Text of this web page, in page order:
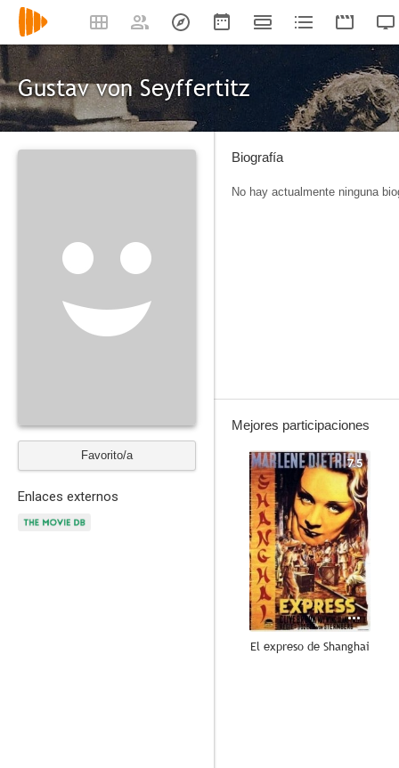
Gustav von Seyffertitz
Favorito/a
Enlaces externos
Biografía
No hay actualmente ninguna
Mejores participaciones
7.5
El expreso de Shanghai